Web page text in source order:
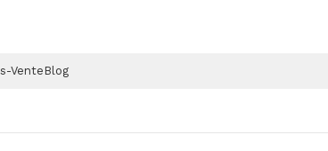
Vente Blog